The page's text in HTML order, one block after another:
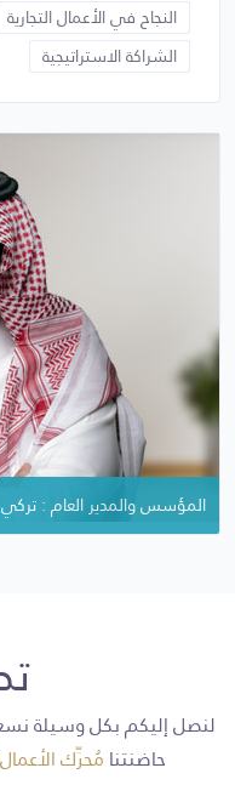
النجاح في الأعمال التجارية
الشراكة الاستراتيجية
المؤسس والمدير العام :
لنصل إليكم بكل وسيلة
حاضنتنا مُحرِّك